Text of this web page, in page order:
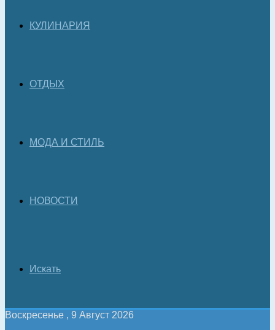
КУЛИНАРИЯ
ОТДЫХ
МОДА И СТИЛЬ
НОВОСТИ
Искать
Воскресенье , 9 Август 2026